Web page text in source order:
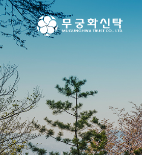
주
메
뉴
바
로
가
기
본
문
바
로
가
기
하
단
메
뉴
바
로
가
기